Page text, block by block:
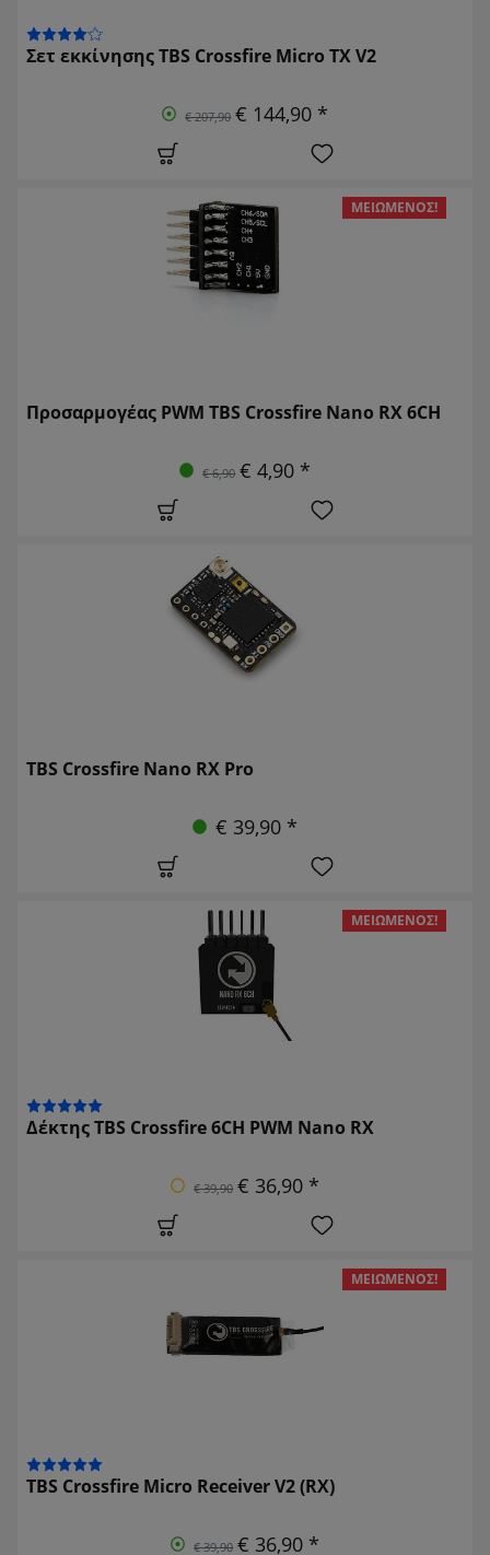
Σετ εκκίνησης TBS Crossfire Micro TX V2
€ 207,90 € 144,90 *
ΜΕΙΩΜΈΝΟΣ!
Προσαρμογέας PWM TBS Crossfire Nano RX 6CH
€ 6,90 € 4,90 *
TBS Crossfire Nano RX Pro
€ 39,90 *
ΜΕΙΩΜΈΝΟΣ!
Δέκτης TBS Crossfire 6CH PWM Nano RX
€ 39,90 € 36,90 *
ΜΕΙΩΜΈΝΟΣ!
TBS Crossfire Micro Receiver V2 (RX)
€ 39,90 € 36,90 *